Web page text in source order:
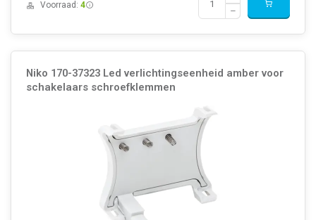
Voorraad: 4
Niko 170-37323 Led verlichtingseenheid amber voor
schakelaars schroefklemmen